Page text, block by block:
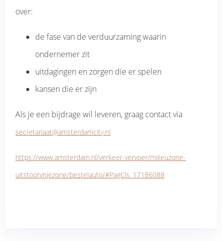
over:
de fase van de verduurzaming waarin
ondernemer zit
uitdagingen en zorgen die er spelen
kansen die er zijn
Als je een bijdrage wil leveren, graag contact via
secretariaat@amsterdamcity.nl
https://www.amsterdam.nl/verkeer-vervoer/milieuzone-
uitstootvrijezone/bestelauto/#PagCls_17186088